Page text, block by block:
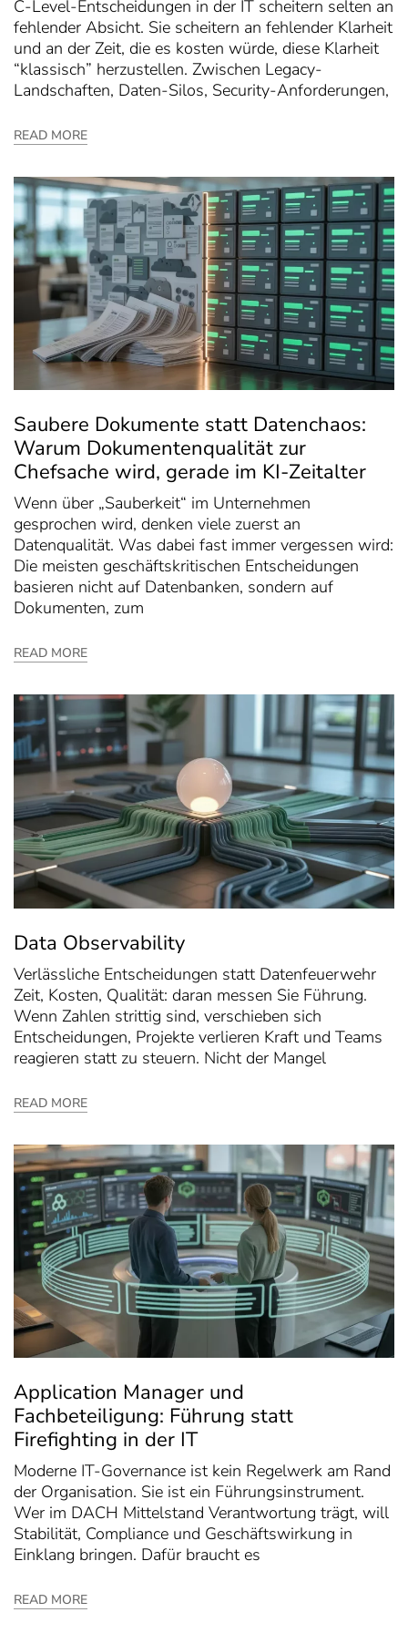
C-Level-Entscheidungen in der IT scheitern selten an
fehlender Absicht. Sie scheitern an fehlender Klarheit
und an der Zeit, die es kosten würde, diese Klarheit
“klassisch” herzustellen. Zwischen Legacy-
Landschaften, Daten-Silos, Security-Anforderungen,
READ MORE
Saubere Dokumente statt Datenchaos:
Warum Dokumentenqualität zur
Chefsache wird, gerade im KI-Zeitalter
Wenn über „Sauberkeit“ im Unternehmen
gesprochen wird, denken viele zuerst an
Datenqualität. Was dabei fast immer vergessen wird:
Die meisten geschäftskritischen Entscheidungen
basieren nicht auf Datenbanken, sondern auf
Dokumenten, zum
READ MORE
Data Observability
Verlässliche Entscheidungen statt Datenfeuerwehr
Zeit, Kosten, Qualität: daran messen Sie Führung.
Wenn Zahlen strittig sind, verschieben sich
Entscheidungen, Projekte verlieren Kraft und Teams
reagieren statt zu steuern. Nicht der Mangel
READ MORE
Application Manager und
Fachbeteiligung: Führung statt
Firefighting in der IT
Moderne IT-Governance ist kein Regelwerk am Rand
der Organisation. Sie ist ein Führungsinstrument.
Wer im DACH Mittelstand Verantwortung trägt, will
Stabilität, Compliance und Geschäftswirkung in
Einklang bringen. Dafür braucht es
READ MORE